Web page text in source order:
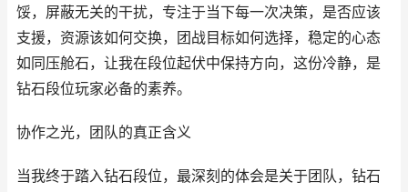
馁，屏蔽无关的干扰，专注于当下每一次决策，是否应该
支援，资源该如何交换，团战目标如何选择，稳定的心态
如同压舱石，让我在段位起伏中保持方向，这份冷静，是
钻石段位玩家必备的素养。
协作之光，团队的真正含义
当我终于踏入钻石段位，最深刻的体会是关于团队，钻石